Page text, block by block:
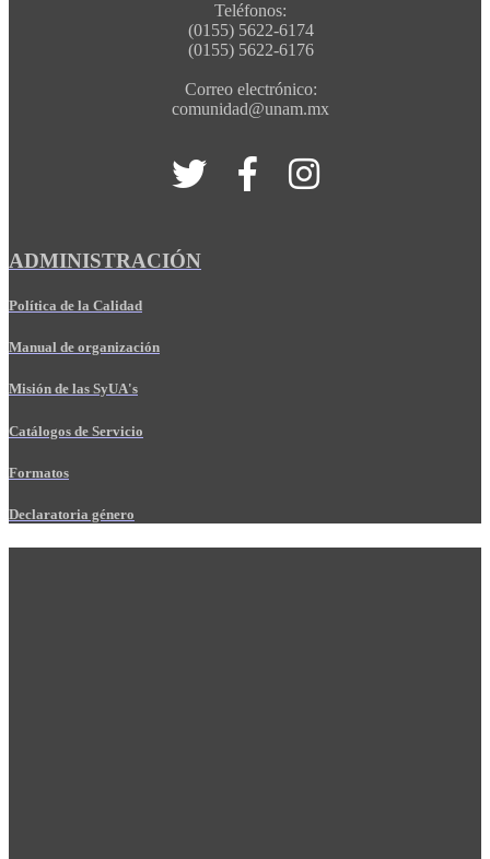
Teléfonos:
(0155) 5622-6174
(0155) 5622-6176
Correo electrónico:
comunidad@unam.mx
ADMINISTRACIÓN
Política de la Calidad
Manual de organización
Misión de las SyUA's
Catálogos de Servicio
Formatos
Declaratoria género